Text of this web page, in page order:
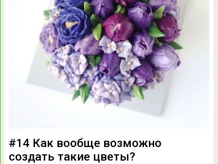
#14 Как вообще возможно
создать такие цветы?